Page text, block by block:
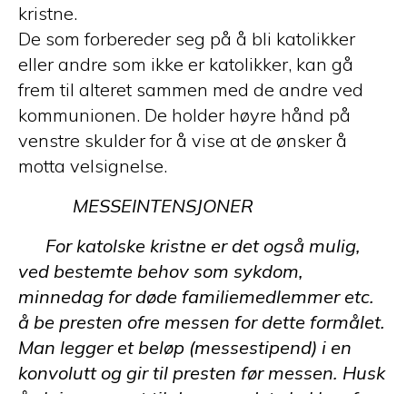
kristne.
De som forbereder seg på å bli katolikker
eller andre som ikke er katolikker, kan gå
frem til alteret sammen med de andre ved
kommunionen. De holder høyre hånd på
venstre skulder for å vise at de ønsker å
motta velsignelse.
MESSEINTENSJONER
For katolske kristne er det også mulig,
ved bestemte behov som sykdom,
minnedag for døde familiemedlemmer etc.
å be presten ofre messen for dette formålet.
Man legger et beløp (messestipend) i en
konvolutt og gir til presten før messen. Husk